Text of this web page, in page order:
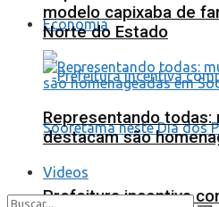
Economia
Prefeitura incentiva
modelo capixaba de
Norte do Estado
Representando todas:
destacam são
Videos